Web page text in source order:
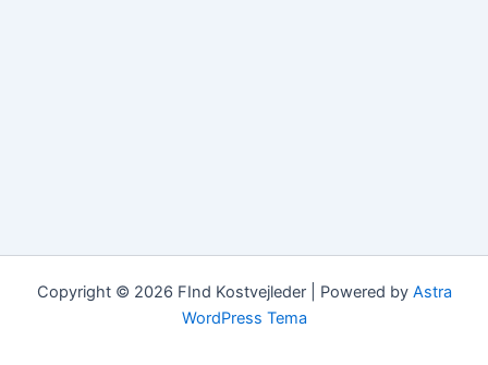
Copyright © 2026 FInd Kostvejleder | Powered by Astra
WordPress Tema